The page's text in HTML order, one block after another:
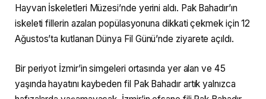
Hayvan İskeletleri Müzesi’nde yerini aldı. Pak Bahadır’ın
iskeleti fillerin azalan popülasyonuna dikkati çekmek için 12
Ağustos’ta kutlanan Dünya Fil Günü’nde ziyarete açıldı.
Bir periyot İzmir’in simgeleri ortasında yer alan ve 45
yaşında hayatını kaybeden fil Pak Bahadır artık yalnızca